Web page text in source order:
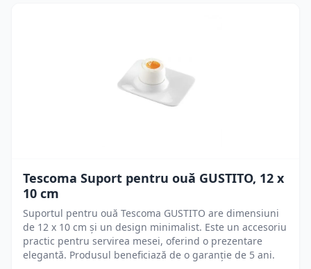
Tescoma Suport pentru ouă GUSTITO, 12 x
10 cm
Suportul pentru ouă Tescoma GUSTITO are dimensiuni
de 12 x 10 cm și un design minimalist. Este un accesoriu
practic pentru servirea mesei, oferind o prezentare
elegantă. Produsul beneficiază de o garanție de 5 ani.